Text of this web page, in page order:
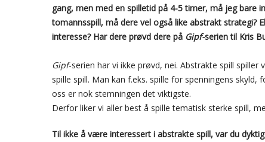
gang, men med en spilletid på 4-5 timer, må jeg bare
tomannsspill, må dere vel også like abstrakt strategi?
interesse? Har dere prøvd dere på Gipf-serien til Kris
Gipf-serien har vi ikke prøvd, nei. Abstrakte spill
spille spill. Man kan f.eks. spille for spenningens
oss er nok stemningen det viktigste.
Derfor liker vi aller best å spille tematisk sterke spill,
Til ikke å være interessert i abstrakte spill, var du